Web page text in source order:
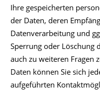
Ihre gespeicherten
der Daten, deren
Datenverarbeitung und
Sperrung oder Löschung
auch zu weiteren Fragen
Daten können Sie sich
aufgeführten